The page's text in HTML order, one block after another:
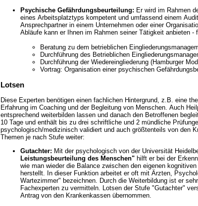
Psychische Gefährdungsbeurteilung: Er wird im Rahmen
eines Arbeitsplatztyps kompetent und umfassend einem
Ansprechpartner in einem Unternehmen oder einer Organisation ist er dabei
Abläufe kann er Ihnen im Rahmen seiner Tätigkeit anbieten -
Beratung zu dem betrieblichen
Durchführung des Betrieblichen
Durchführung der Wiedereingliederung (Hamburger
Vortrag: Organisation einer psychischen
Lotsen
Diese Experten benötigen einen fachlichen Hintergrund, z.B. eine
Erfahrung im Coaching und der Begleitung von Menschen. Auch Heilpraktiker, Pädagogen und Präventlogen können sich bei uns
entsprechend weiterbilden lassen und danach den Betroffenen
10 Tage und enthält bis zu drei schriftliche und 2 mündliche
psychologisch/medizinisch validiert und auch größtenteils von den Krankenkassen anerkannt.
Themen je nach Stufe weiter:
Gutachter: Mit der psychologisch von der Universität
Leistungsbeurteilung des Menschen" hilft er bei der Erkennung der
wie man wieder die Balance zwischen den eigenen
herstellt. In dieser Funktion arbeitet er oft mit Ärzten, Psychologen und Kliniken zusammen, die ihn gerne als "verlängertes
Wartezimmer" bezeichnen. Durch die Weiterbildung ist er
Fachexperten zu vermitteln. Lotsen der Stufe "Gutachter"
Antrag von den Krankenkassen übernommen.